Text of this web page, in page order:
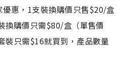
惠，1支裝換購價只售$20/盒
換購價只需$80/盒（單售價
裝只需$16就買到，產品數量